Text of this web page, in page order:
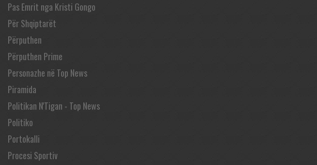
Pas Emrit nga Kristi Gongo
Për Shqiptarët
Përputhen
Përputhen Prime
Personazhe në Top News
Piramida
Politikan N'Tigan - Top News
Politiko
Portokalli
Procesi Sportiv